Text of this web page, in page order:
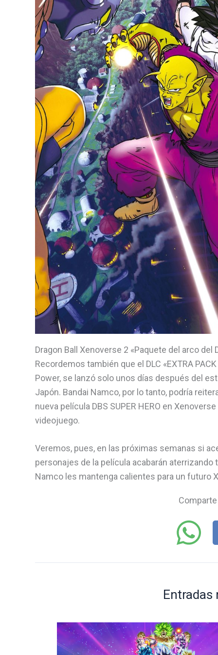
Dragon Ball Xenoverse 2 «Paquete del arco del
Recordemos también que el DLC «EXTRA
Power, se lanzó solo unos días después del
Japón. Bandai Namco, por lo tanto, podría
nueva película DBS SUPER HERO en
videojuego.
Veremos, pues, en las próximas semanas si
personajes de la película acabarán
Namco les mantenga calientes para un futuro
Entradas